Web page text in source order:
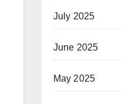
July 2025
June 2025
May 2025